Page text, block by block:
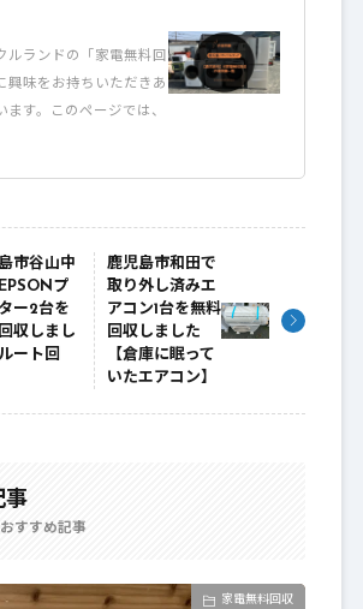
ルランドの「家電無料回
興味をお持ちいただきあ
ます。このページでは、
市谷山中
プ
ー2台を
収しまし
ート回
鹿児島市和田で
取り外し済みエ
アコン1台を無料
回収しました
【倉庫に眠って
いたエアコン】
事
すすめ記事
家電無料回収